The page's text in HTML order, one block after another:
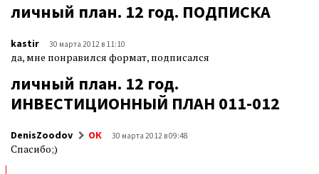
личный план. 12 год. ПОДПИСКА
kastir 30 марта 2012 в 11:10
да, мне понравился формат, подписался
личный план. 12 год.
ИНВЕСТИЦИОННЫЙ ПЛАН 011-012
DenisZoodov ОК 30 марта 2012 в 09:48
Спасибо;)